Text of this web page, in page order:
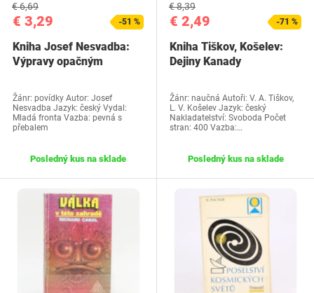
€ 3,29
€ 6,69
-51 %
Kniha Josef Nesvadba:
Výpravy opačným
Žánr: povídky Autor: Josef
Nesvadba Jazyk: český Vydal:
Mladá fronta Vazba: pevná s
přebalem
Posledný kus na sklade
€ 2,49
€ 8,39
-71 %
Kniha Tiškov, Košelev:
Dejiny Kanady
Žánr: naučná Autoři: V. A. Tiškov,
L. V. Košelev Jazyk: český
Nakladatelství: Svoboda Počet
stran: 400 Vazba:…
Posledný kus na sklade